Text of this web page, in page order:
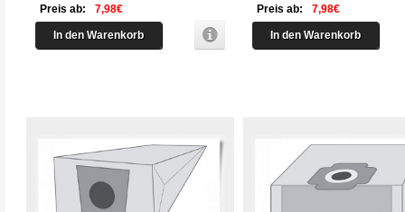
Preis ab: 7,98€
In den Warenkorb
Preis ab: 7,98€
In den Warenkorb